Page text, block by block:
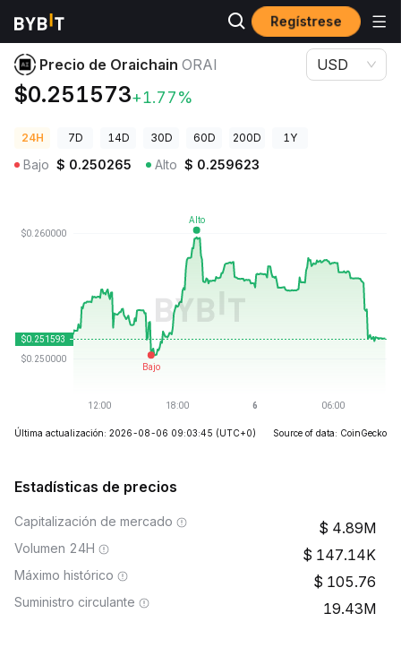
Regístrese
Precios de Criptomonedas Precio de Oraichain ORAI
Precio de Oraichain ORAI
$0.251573+1.77%
USD
24H 7D 14D 30D 60D 200D 1Y
Bajo $ 0.250265 Alto $ 0.259623
Última actualización: 2026-08-06 09:03:45 (UTC+0) Source of data: CoinGecko
Estadísticas de precios
Capitalización de mercado 4.89M
Volumen 24H 147.14K
Máximo histórico 105.76
Suministro circulante 19.43M